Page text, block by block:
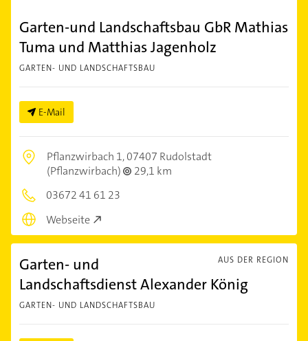
Garten-und Landschaftsbau GbR Mathias
Tuma und Matthias Jagenholz
GARTEN- UND LANDSCHAFTSBAU
E-Mail
Pflanzwirbach 1,07407 Rudolstadt
(Pflanzwirbach)
29,1 km
03672 41 61 23
Webseite
AUS DER REGION
Garten- und
Landschaftsdienst Alexander König
GARTEN- UND LANDSCHAFTSBAU